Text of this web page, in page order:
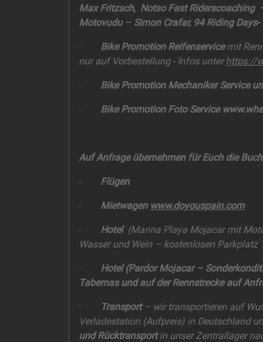
Max Fritzsch, Notso Fast Riderscoaching
Motovudu – Simon Crafar, 94 Riding
· Bike Promotion Reifenservicemit
nur auf Vorbestellung - Infos unterhttps://
· Bike Promotion Mechaniker Service
· Bike Promotion Foto Service
Auf Anfrage übernehmen für Euch die
· Flügen
· Mietwagen www.doyouspain.com
· Hotel(Marina Playa Mojacar mit
Wasser und Wein – kostenlosen Parkplatz
· Hotel (Pardor Mojacar –
Tabernas und auf der Rennstrecke auf
· Transport – wir transportieren auf
Verladestation (Aufpreis) in Deutschland
und Rücktransportin unser Zentrallager